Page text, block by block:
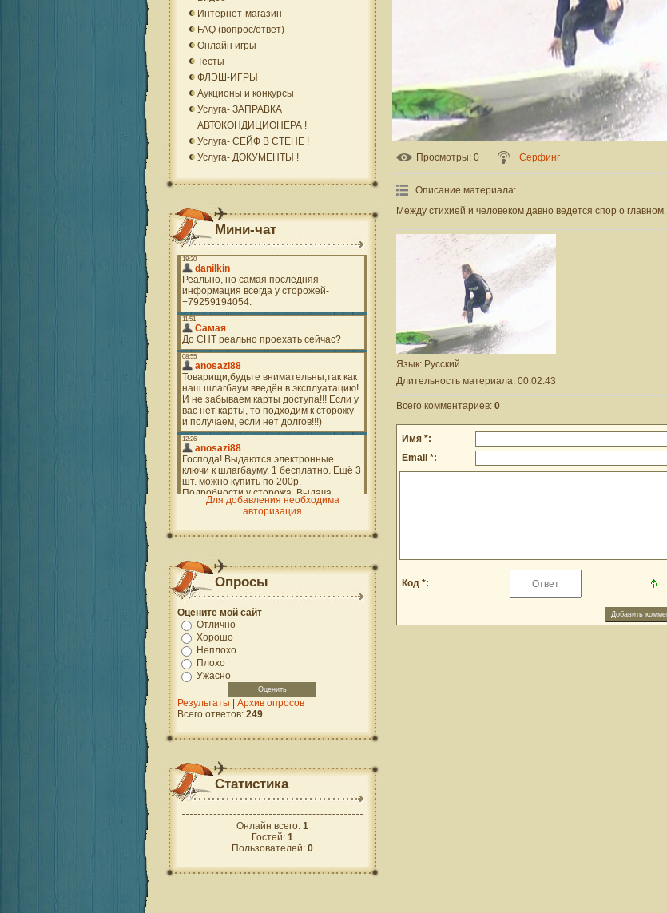
Просмотры: 0 Серфинг
Описание материала:
Между стихией и человеком давно ведется спор о главном.
Язык: Русский
Длительность материала: 00:02:43
Всего комментариев: 0
Имя *:
Email *:
Код *:
Интернет-магазин
FAQ (вопрос/ответ)
Онлайн игры
Тесты
ФЛЭШ-ИГРЫ
Аукционы и конкурсы
Услуга- ЗАПРАВКА
АВТОКОНДИЦИОНЕРА !
Услуга- СЕЙФ В СТЕНЕ !
Услуга- ДОКУМЕНТЫ !
Мини-чат
Для добавления необходима
авторизация
Опросы
Оцените мой сайт
Отлично
Хорошо
Неплохо
Плохо
Ужасно
Результаты | Архив опросов
Всего ответов: 249
Статистика
Онлайн всего: 1
Гостей: 1
Пользователей: 0